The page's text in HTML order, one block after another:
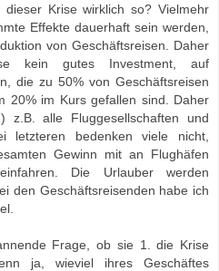
Krise wirklich so? Vielmehr
Effekte dauerhaft sein werden,
von Geschäftsreisen. Daher
kein gutes Investment, auf
die zu 50% von Geschäftsreisen
20% im Kurs gefallen sind. Daher
z.B. alle Fluggesellschaften und
letzteren bedenken viele nicht,
Gewinn mit an Flughäfen
Die Urlauber werden
den Geschäftsreisenden habe ich
Frage, ob sie 1. die Krise
ja, wieviel ihres Geschäftes